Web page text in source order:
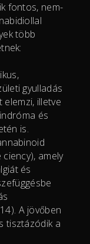
fontos, nem-
több
gyulladás
elemzi, illetve
és
is.
amely
és
A jövőben
tisztázódik a